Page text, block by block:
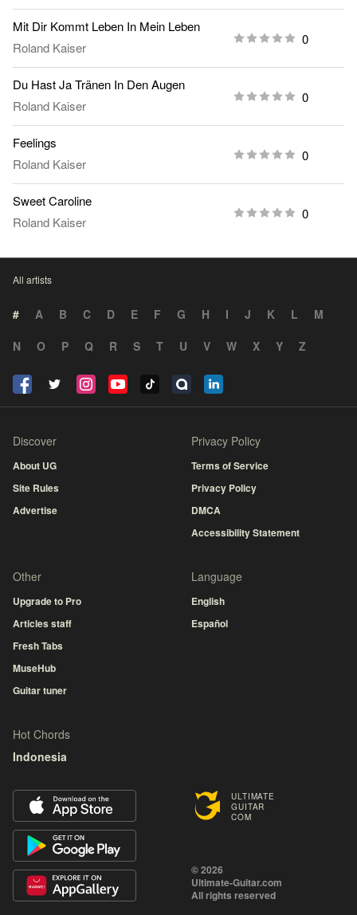
Mit Dir Kommt Leben In Mein Leben
Roland Kaiser
0
Du Hast Ja Tränen In Den Augen
Roland Kaiser
0
Feelings
Roland Kaiser
0
Sweet Caroline
Roland Kaiser
0
All artists
# A B C D E F G H I J K L
M
N
O P Q R S T U V W X Y Z
ULTIMATE
GUITAR
COM
© 2026
Ultimate-Guitar.com
All rights reserved
Discover
About UG
Site Rules
Advertise
Privacy Policy
Terms of Service
Privacy Policy
DMCA
Accessibility Statement
Other
Upgrade to Pro
Articles staff
Fresh Tabs
MuseHub
Guitar tuner
Language
English
Español
Hot Chords
Indonesia